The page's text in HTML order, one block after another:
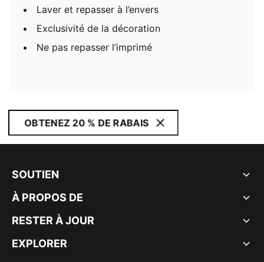
Laver et repasser à l’envers
Exclusivité de la décoration
Ne pas repasser l’imprimé
OBTENEZ 20 % DE RABAIS
SOUTIEN
À PROPOS DE
RESTER À JOUR
EXPLORER